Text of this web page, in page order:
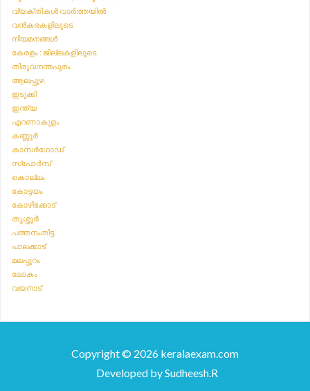
വ്യക്തികൾ വാർത്തയിൽ
വൻകരകളിലൂടെ
നിയമനങ്ങൾ
കേരളം : ജില്ലകളിലൂടെ
തിരുവനന്തപുരം
ആലപ്പുഴ.
ഇടുക്കി
ഇന്ത്യ
എറണാകുളം
കണ്ണൂർ
കാസർഗോഡ്
സ്‌പോർസ്
കൊല്ലം
കോട്ടയം
കോഴിക്കോട്
തൃശ്ശൂർ
പത്തനംതിട്ട
പാലക്കാട്
മലപ്പുറം
ലോകം
വയനാട്
Copyright © 2026 keralaexam.com
Developed bySudheesh.R